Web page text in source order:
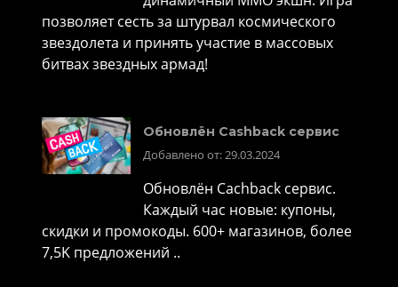
позволяет сесть за штурвал космического
звездолета и принять участие в массовых
битвах звездных армад!
Обновлён Cashback сервис
Добавлено от: 29.03.2024
Обновлён Cachback сервис.
Каждый час новые: купоны,
скидки и промокоды. 600+ магазинов, более
7,5K предложений ..